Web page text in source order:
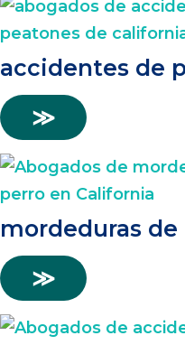
accidentes de
≫
mordeduras de
≫